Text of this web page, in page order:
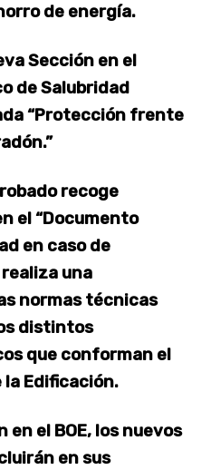
de energía.
Sección en el
de Salubridad
“Protección frente
recoge
el “Documento
en caso de
realiza una
normas técnicas
distintos
que conforman el
la Edificación.
en el BOE, los nuevos
en sus